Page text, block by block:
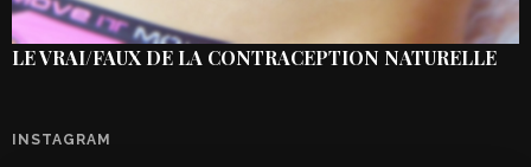
LE VRAI/FAUX DE LA CONTRACEPTION NATURELLE
INSTAGRAM